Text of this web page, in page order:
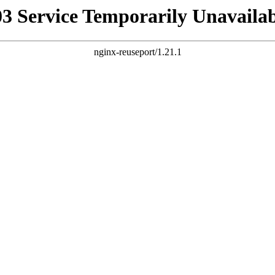
Service Temporarily
nginx-reuseport/1.21.1